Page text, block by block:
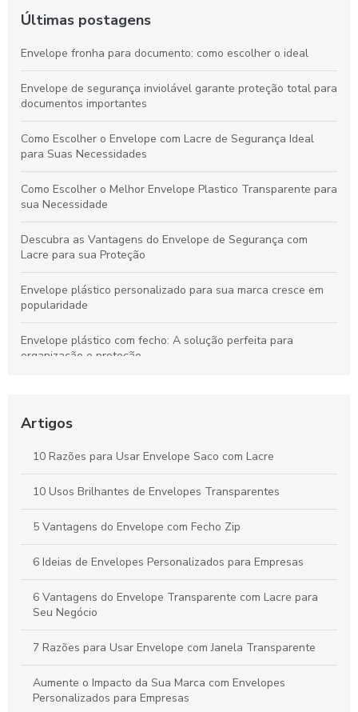
Últimas postagens
Envelope fronha para documento: como escolher o ideal
Envelope de segurança inviolável garante proteção total para
documentos importantes
Como Escolher o Envelope com Lacre de Segurança Ideal
para Suas Necessidades
Como Escolher o Melhor Envelope Plastico Transparente para
sua Necessidade
Descubra as Vantagens do Envelope de Segurança com
Lacre para sua Proteção
Envelope plástico personalizado para sua marca cresce em
popularidade
Envelope plástico com fecho: A solução perfeita para
organização e proteção
necessidades.
Envelope com fecho zip: A solução prática para
armazenamento seguro
Como escolher o melhor Envelope flexível com lacre de
segurança
Artigos
10 Razões para Usar Envelope Saco com Lacre
10 Usos Brilhantes de Envelopes Transparentes
5 Vantagens do Envelope com Fecho Zip
6 Ideias de Envelopes Personalizados para Empresas
6 Vantagens do Envelope Transparente com Lacre para
Seu Negócio
7 Razões para Usar Envelope com Janela Transparente
Aumente o Impacto da Sua Marca com Envelopes
Personalizados para Empresas